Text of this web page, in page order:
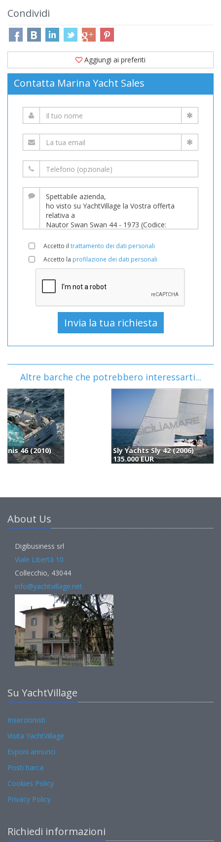
Condividi
Aggiungi ai preferiti
Contatta Marina Yacht Sales
Accetto il trattamento dei dati personali
Accetto la profilazione dei dati personali
Altre barche che potrebbero interessarti...
Sly Yachts Sly 42 (2006)
135.000 EUR
About Us
Digibusiness srl
Viale Libertà 10
Collecchio, 43044
info@yachtvillage.net
Su YachtVillage
Inserzionisti
Visita YachtVillage
Esponi annunci
Posti barca
Cookies Policy
Privacy Policy
Richiedi informazioni